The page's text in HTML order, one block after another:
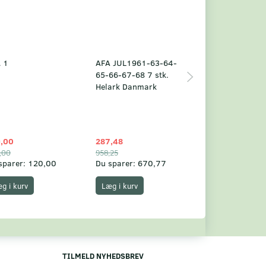
1
120,00
i kurv
AFA JUL1961-63-64-
65-66-67-68 7 stk.
Helark Danmark
287,48
958,25
Du sparer: 670,77
Læg i kurv
TILMELD NYHEDSBREV